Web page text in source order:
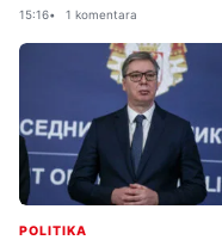
15:16 1 komentara
POLITIKA